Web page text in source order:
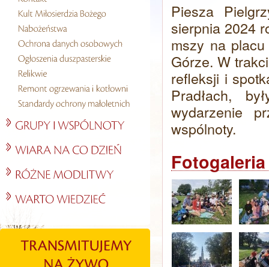
Piesza
sierpnia 2024
mszy na
Górze. W
refleksji i
Pradłach,
wydarzenie
wspólnoty.
Fotogaleria